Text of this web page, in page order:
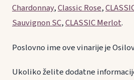
Chardonnay,Classic Rose,
Sauvignon SC,CLASSIC Merlot.
Poslovno ime ove vinarije je
Ukoliko želite dodatne